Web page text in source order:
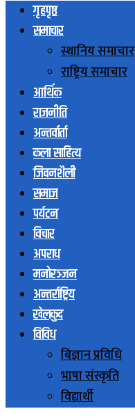
गृहपृष्ठ
समाचार
स्थानिय समाचार
राष्ट्रिय समाचार
आर्थिक
राजनीति
अन्तर्वार्ता
कला साहित्य
जिवनशैली
समाज
पर्यटन
विचार
अपराध
मनोरञ्जन
अन्तर्राष्ट्रिय
खेलकुद
विविध
बिज्ञान प्रविधि
भाषा संस्कृति
विद्यार्थी